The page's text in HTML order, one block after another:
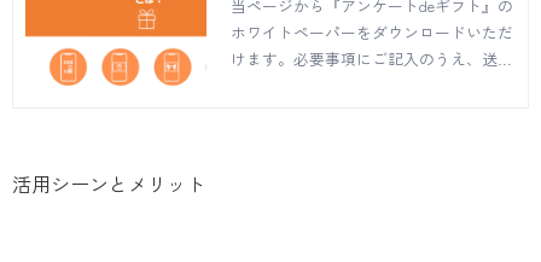
当ページから『アンケートdeギフト』の
ホワイトペーパーをダウンロードいただ
けます。必要事項にご記入のうえ、送信
活用シーンとメリット